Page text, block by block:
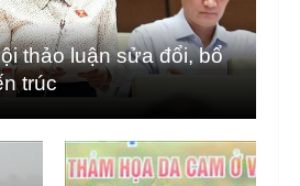
thảo luận sửa đổi, bổ
trúc